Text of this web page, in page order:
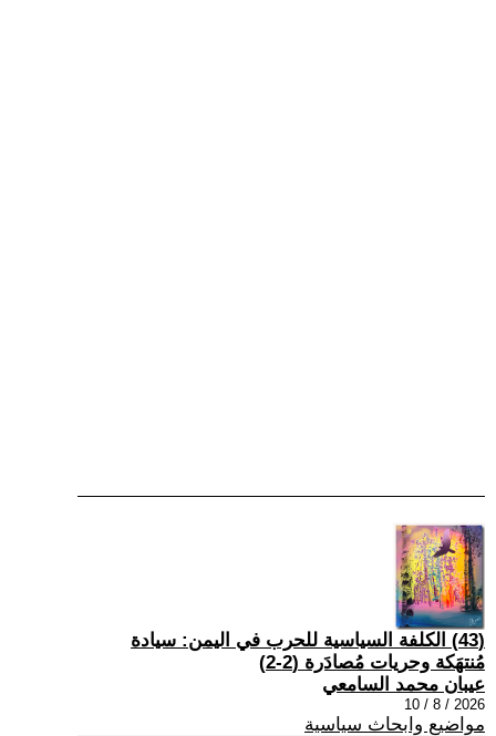
(43) الكلفة السياسية للحرب في اليمن: سيادة
مُنتهَكة وحريات مُصادَرة (2-2)
عيبان محمد السامعي
2026 / 8 / 10
مواضيع وابحاث سياسية